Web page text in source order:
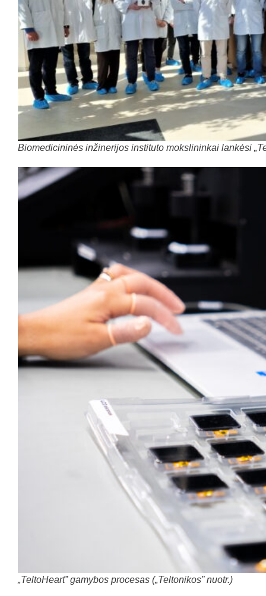
Biomedicininės inžinerijos instituto mokslininkai lankėsi
„TeltoHeart” gamybos procesas („Teltonikos” nuotr.)